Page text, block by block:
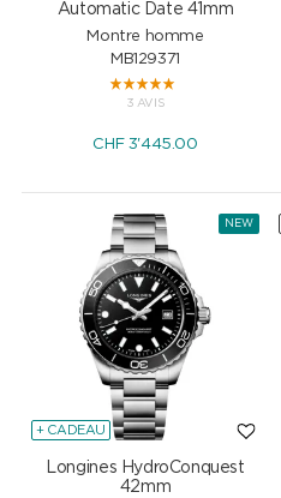
Automatic Date 41mm
Montre homme
MB129371
3 AVIS
CHF 3'445.00
NEW
+ CADEAU
Longines HydroConquest
42mm